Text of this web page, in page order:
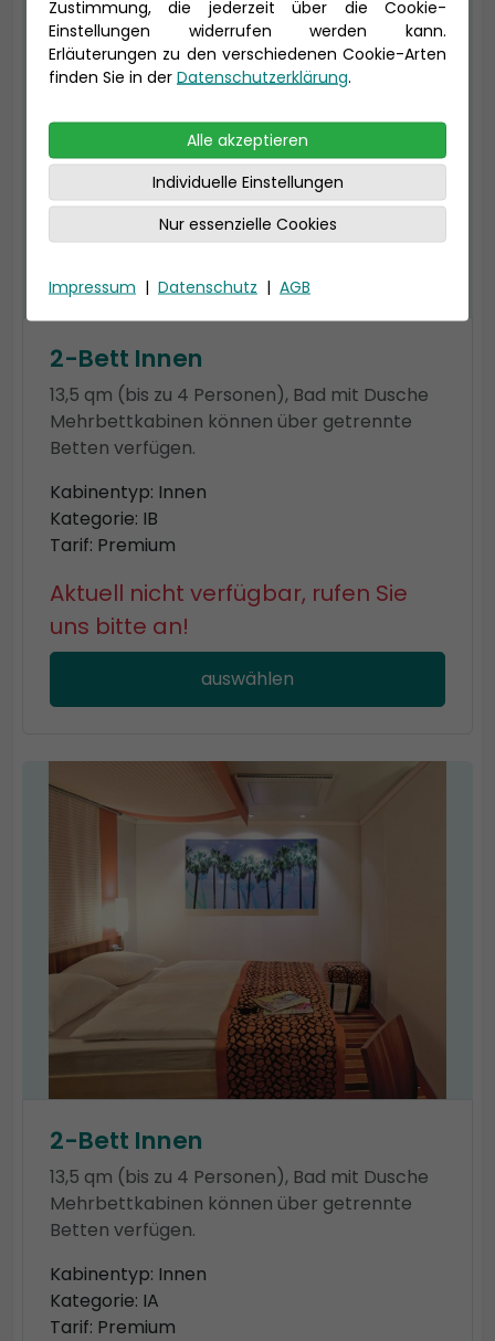
2-Bett Innen
13,5 qm (bis zu 4 Personen), Bad mit Dusche
Mehrbettkabinen können über getrennte
Betten verfügen.
Kabinentyp: Innen
Kategorie: IB
Tarif: Premium
Aktuell nicht verfügbar, rufen Sie
uns bitte an!
auswählen
2-Bett Innen
13,5 qm (bis zu 4 Personen), Bad mit Dusche
Mehrbettkabinen können über getrennte
Betten verfügen.
Kabinentyp: Innen
Kategorie: IA
Tarif: Premium
Zustimmung, die jederzeit über die Cookie-
Einstellungen widerrufen werden kann.
Erläuterungen zu den verschiedenen Cookie-Arten
finden Sie in der Datenschutzerklärung.
Alle akzeptieren
Individuelle Einstellungen
Nur essenzielle Cookies
Impressum | Datenschutz | AGB